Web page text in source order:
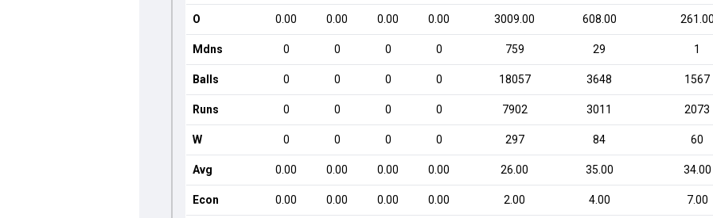
O 0.00 0.00 0.00 0.00 3009.00 608.00
Mdns 0 0 0 0 759 29 1
Balls 0 0 0 0 18057 3648 1567
Runs 0 0 0 0 7902 3011 2073
W 0 0 0 0 297 84 60
Avg 0.00 0.00 0.00 0.00 26.00 35.00 34.00
Econ 0.00 0.00 0.00 0.00 2.00 4.00 7.00